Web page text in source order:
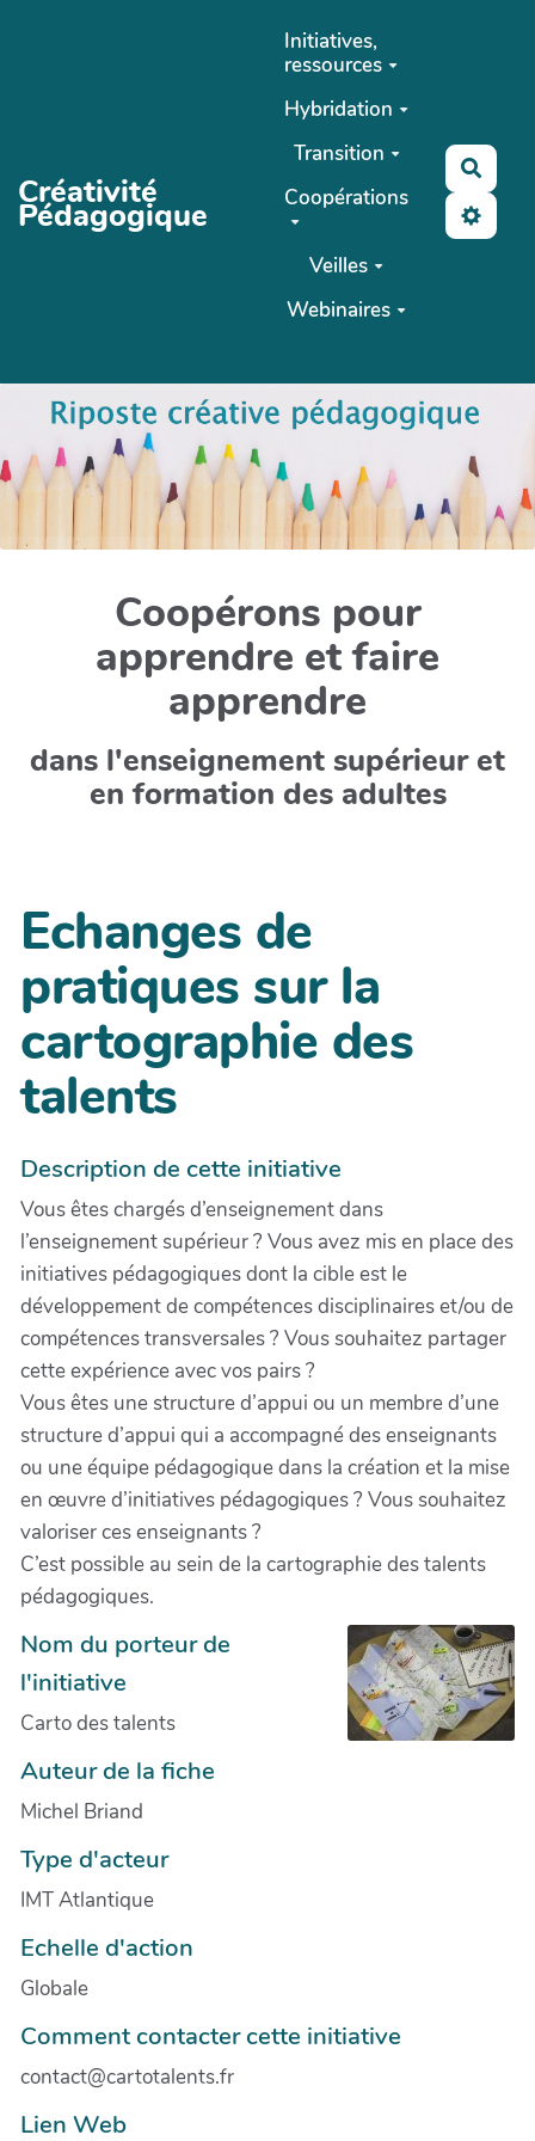
Créativité
Pédagogique
Initiatives,
ressources
Hybridation
Transition
Coopérations
Veilles
Webinaires
Coopérons pour
apprendre et faire
apprendre
dans l'enseignement supérieur et
en formation des adultes
Echanges de
pratiques sur la
cartographie des
talents
Description de cette initiative
Vous êtes chargés d’enseignement dans
l’enseignement supérieur ? Vous avez mis en place des
initiatives pédagogiques dont la cible est le
développement de compétences disciplinaires et/ou de
compétences transversales ? Vous souhaitez partager
cette expérience avec vos pairs ?
Vous êtes une structure d’appui ou un membre d’une
structure d’appui qui a accompagné des enseignants
ou une équipe pédagogique dans la création et la mise
en œuvre d’initiatives pédagogiques ? Vous souhaitez
valoriser ces enseignants ?
C’est possible au sein de la cartographie des talents
pédagogiques.
Nom du porteur de
l'initiative
Carto des talents
Auteur de la fiche
Michel Briand
Type d'acteur
IMT Atlantique
Echelle d'action
Globale
Comment contacter cette initiative
contact@cartotalents.fr
Lien Web